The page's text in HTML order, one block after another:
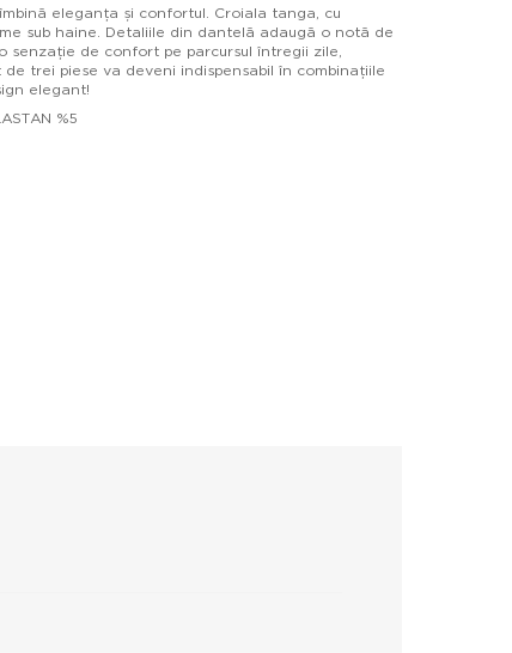
eleganța și confortul. Croiala tanga, cu
sub haine. Detaliile din dantelă adaugă o notă de
de confort pe parcursul întregii zile,
trei piese va deveni indispensabil în combinațiile
elegant!
%5